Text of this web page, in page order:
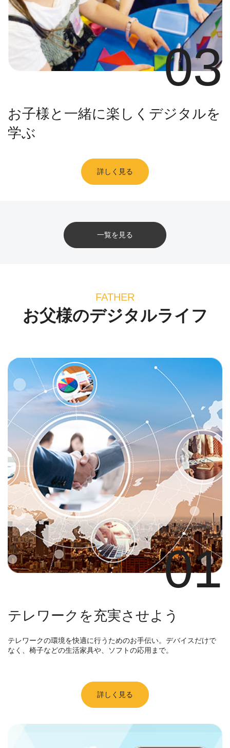
03
お子様と一緒に楽しくデジタルを
学ぶ
詳しく見る
一覧を見る
FATHER
お父様のデジタルライフ
01
テレワークを充実させよう
テレワークの環境を快適に行うためのお手伝い。デバイスだけで
なく、椅子などの生活家具や、ソフトの応用まで。
詳しく見る